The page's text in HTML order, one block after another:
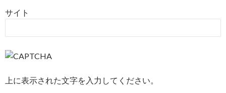
サイト
上に表示された文字を入力してください。